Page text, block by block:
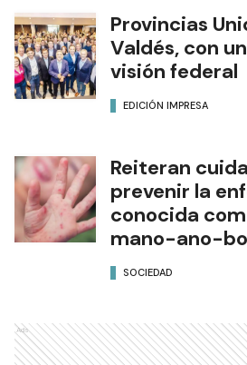
Provincias
Valdés, con
visión federal
EDICIÓN IMPRESA
Reiteran
prevenir la
conocida
mano-ano-
SOCIEDAD
Ads